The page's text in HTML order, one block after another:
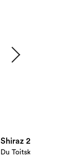
Shiraz 2021
Du Toitskloof